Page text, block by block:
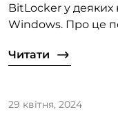
BitLocker у
Windows. Про це
Читати
29 квітня, 2024